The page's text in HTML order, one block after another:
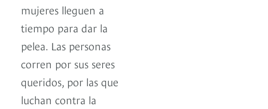
mujeres lleguen a
tiempo para dar la
pelea. Las personas
corren por sus seres
queridos, por las que
luchan contra la